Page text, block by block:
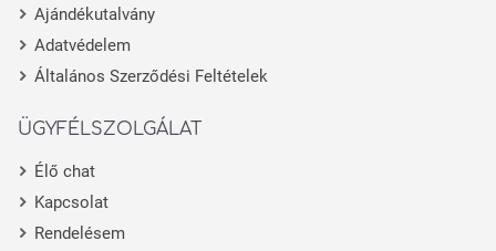
Ajándékutalvány
Adatvédelem
Általános Szerződési Feltételek
ÜGYFÉLSZOLGÁLAT
Élő chat
Kapcsolat
Rendelésem